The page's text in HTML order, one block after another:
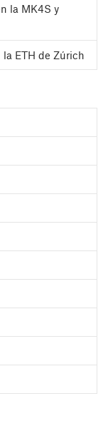
la MK4S y
ETH de Zúrich